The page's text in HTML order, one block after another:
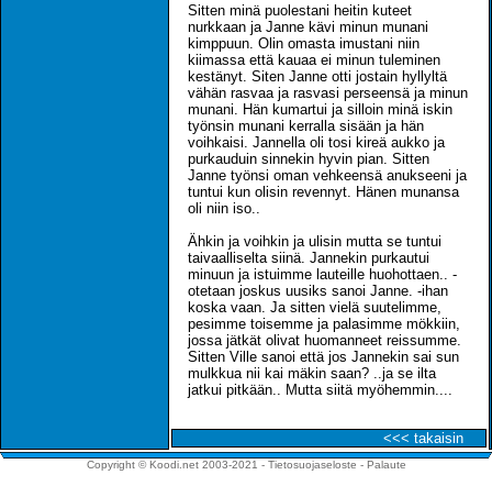
Sitten minä puolestani heitin kuteet
nurkkaan ja Janne kävi minun munani
kimppuun. Olin omasta imustani niin
kiimassa että kauaa ei minun tuleminen
kestänyt. Siten Janne otti jostain hyllyltä
vähän rasvaa ja rasvasi perseensä ja minun
munani. Hän kumartui ja silloin minä iskin
työnsin munani kerralla sisään ja hän
voihkaisi. Jannella oli tosi kireä aukko ja
purkauduin sinnekin hyvin pian. Sitten
Janne työnsi oman vehkeensä anukseeni ja
tuntui kun olisin revennyt. Hänen munansa
oli niin iso..
Ähkin ja voihkin ja ulisin mutta se tuntui
taivaalliselta siinä. Jannekin purkautui
minuun ja istuimme lauteille huohottaen.. -
otetaan joskus uusiks sanoi Janne. -ihan
koska vaan. Ja sitten vielä suutelimme,
pesimme toisemme ja palasimme mökkiin,
jossa jätkät olivat huomanneet reissumme.
Sitten Ville sanoi että jos Jannekin sai sun
mulkkua nii kai mäkin saan? ..ja se ilta
jatkui pitkään.. Mutta siitä myöhemmin....
<<< takaisin
Copyright © Koodi.net 2003-2021 - Tietosuojaseloste - Palaute